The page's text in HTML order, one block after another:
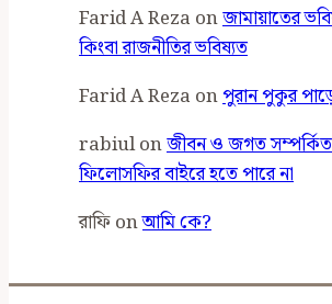
Farid A Reza onজামায়াতের
কিংবা রাজনীতির ভবিষ্যত
Farid A Reza onপুরান পুকুর
rabiulonজীবন ও জগত
ফিলোসফির বাইরে হতে পারে না
রাফিonআমি কে?